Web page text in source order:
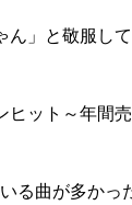
」と敬服して
ット～年間売
曲が多か